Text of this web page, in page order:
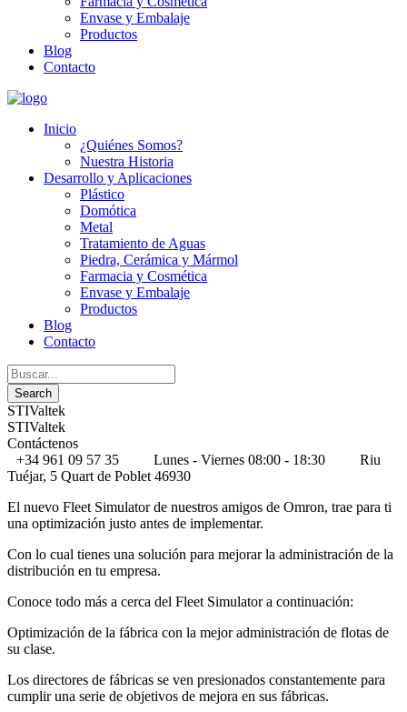
Envase y Embalaje
Productos
Blog
Contacto
Inicio
¿Quiénes Somos?
Nuestra Historia
Desarrollo y Aplicaciones
Plástico
Domótica
Metal
Tratamiento de Aguas
Piedra, Cerámica y Mármol
Farmacia y Cosmética
Envase y Embalaje
Productos
Blog
Contacto
STIValtek
STIValtek
Contáctenos
+34 961 09 57 35
Lunes - Viernes 08:00 - 18:30
Riu
Tuéjar, 5 Quart de Poblet 46930
El nuevo Fleet Simulator de nuestros amigos de Omron, trae para ti
una optimización justo antes de implementar.
Con lo cual tienes una solución para mejorar la administración de la
distribución en tu empresa.
Conoce todo más a cerca del Fleet Simulator a continuación:
Optimización de la fábrica con la mejor administración de flotas de
su clase.
Los directores de fábricas se ven presionados constantemente para
cumplir una serie de objetivos de mejora en sus fábricas.